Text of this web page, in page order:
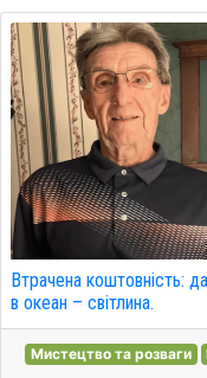
Втрачена коштовність:
в океан – світлина.
Мистецтво та розваги